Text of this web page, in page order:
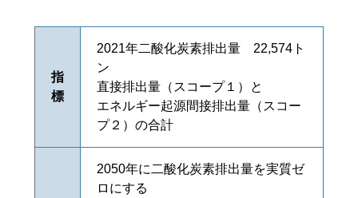
指
標
2021年二酸化炭素排出量 22,574ト
ン
直接排出量（スコープ１）と
エネルギー起源間接排出量（スコー
プ２）の合計
2050年に二酸化炭素排出量を実質ゼ
ロにする